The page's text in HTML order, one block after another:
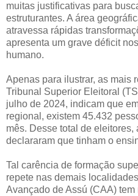
muitas justificativas para
estruturantes. A área
atravessa rápidas
apresenta um grave déficit
humano.
Apenas para ilustrar, as mais
Tribunal Superior Eleitoral
julho de 2024, indicam que
regional, existem 45.432
mês. Desse total de eleitores,
declararam que tinham o
Tal carência de formação
repete nas demais
Avançado de Assú (CAA)